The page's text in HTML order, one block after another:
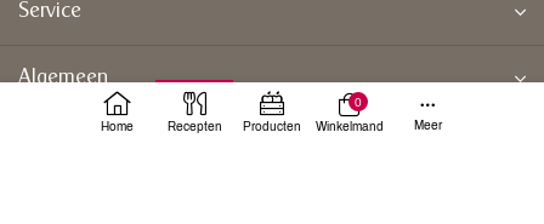
Service
Algemeen
Home Recepten Producten
0
Winkelmand
Meer